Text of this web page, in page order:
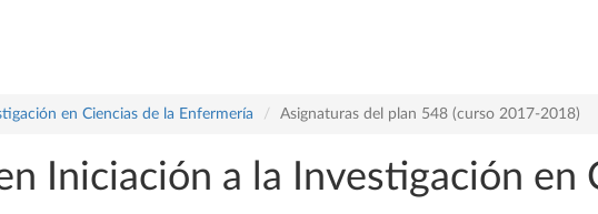
en Ciencias de la Enfermería Asignaturas del plan 548 (curso 2017-2018)
Iniciación a la Investigación en